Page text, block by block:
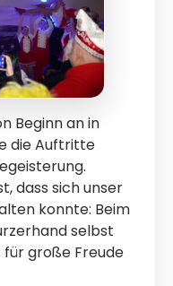
Beginn an in
die Auftritte
dass sich unser
konnte: Beim
selbst
große Freude